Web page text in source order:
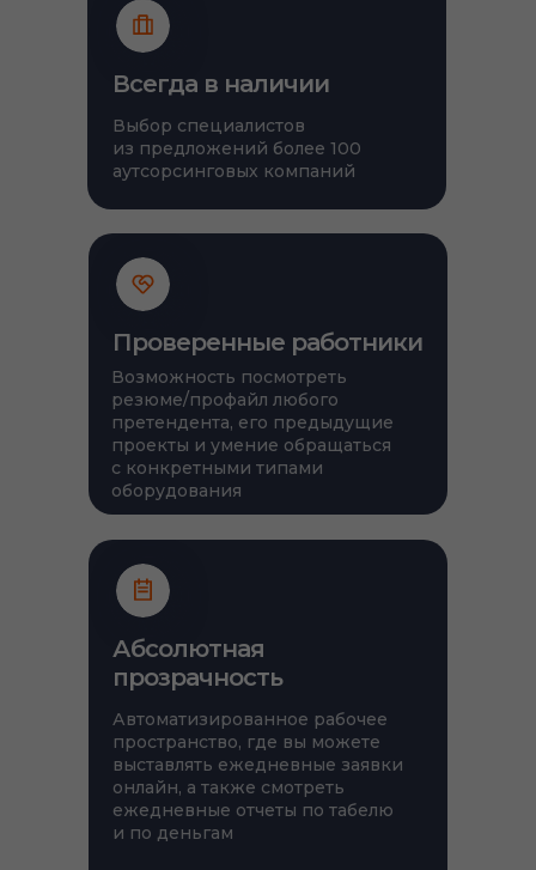
Проверенные работники
Возможность посмотреть
резюме/профайл любого
претендента, его предыдущие
проекты и умение обращаться
с конкретными типами
оборудования
Всегда в наличии
Выбор специалистов
из предложений более 100
аутсорсинговых компаний
Абсолютная
прозрачность
Автоматизированное рабочее
пространство, где вы можете
выставлять ежедневные заявки
онлайн, а также смотреть
ежедневные отчеты по табелю
и по деньгам